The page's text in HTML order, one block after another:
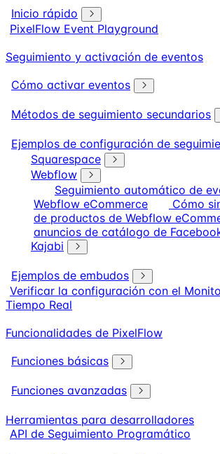
Inicio rápido
PixelFlow Event Playground
Seguimiento y activación de eventos
Cómo activar eventos
Métodos de seguimiento secundarios
Ejemplos de configuración de
Squarespace
Webflow
Seguimiento automático de
Webflow eCommerce
Cómo
de productos de Webflow
anuncios de catálogo de
Kajabi
Ejemplos de embudos
Verificar la configuración con el
Tiempo Real
Funcionalidades de PixelFlow
Funciones básicas
Funciones avanzadas
Herramientas para desarrolladores
API de Seguimiento Programático